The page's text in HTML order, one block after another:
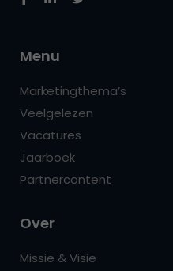
Menu
Marketingthema’s
Veelgelezen
Vacatures
Jaarboek
Partnercontent
Over
Missie & Visie